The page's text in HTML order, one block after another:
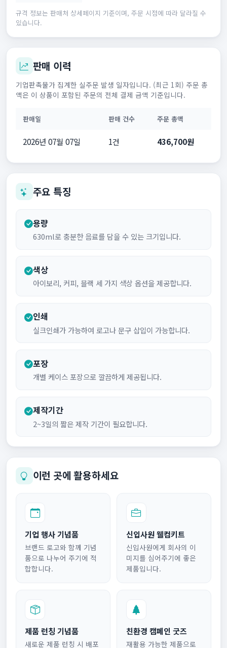
규격 정보는 판매처 상세페이지 기준이며, 주문 시점에 따라 달라질 수
있습니다.
판매 이력
기업판촉물가 집계한 실주문 발생 일자입니다. (최근 1회) 주문 총
액은 이 상품이 포함된 주문의 전체 결제 금액 기준입니다.
판매일 판매 건수 주문 총액
2026년 07월 07일 1건 436,700원
주요 특징
용량
630ml로 충분한 음료를 담을 수 있는 크기입니다.
색상
아이보리, 커피, 블랙 세 가지 색상 옵션을 제공합니다.
인쇄
실크인쇄가 가능하여 로고나 문구 삽입이 가능합니다.
포장
개별 케이스 포장으로 깔끔하게 제공됩니다.
제작기간
2~3일의 짧은 제작 기간이 필요합니다.
이런 곳에 활용하세요
기업 행사 기념품
브랜드 로고와 함께 기념
품으로 나누어 주기에 적
합합니다.
신입사원 웰컴키트
신입사원에게 회사의 이
미지를 심어주기에 좋은
제품입니다.
제품 런칭 기념품
새로운 제품 런칭 시 배포
친환경 캠페인 굿즈
재활용 가능한 제품으로